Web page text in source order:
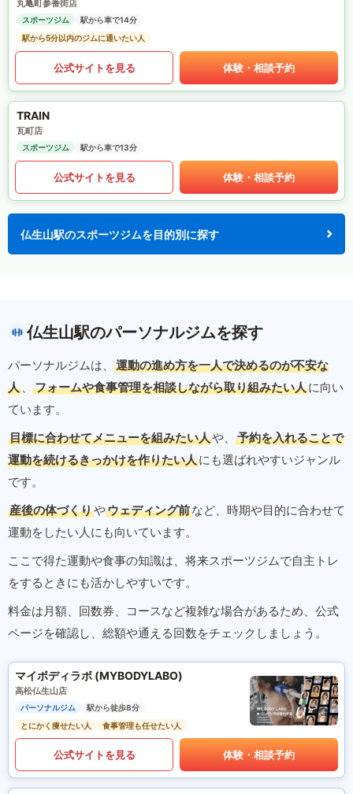
丸亀町参番街店
スポーツジム
駅から車で14分
駅から5分以内のジムに通いたい人
公式サイトを見る 体験・相談予約
TRAIN
瓦町店
スポーツジム 駅から車で13分
公式サイトを見る 体験・相談予約
仏生山駅のスポーツジムを目的別に探す
仏生山駅のパーソナルジムを探す
パーソナルジムは、
運動の進め方を一人で決めるのが不安な
人 、 フォームや食事管理を相談しながら取り組みたい人に向い
ています。
目標に合わせてメニューを組みたい人や、
予約を入れることで
運動を続けるきっかけを作りたい人にも選ばれやすいジャンル
です。
産後の体づくりやウェディング前など、時期や目的に合わせて
運動をしたい人にも向いています。
ここで得た運動や食事の知識は、将来スポーツジムで自主トレ
をするときにも活かしやすいです。
料金は月額、回数券、コースなど複雑な場合があるため、公式
ページを確認し、総額や通える回数をチェックしましょう。
マイボディラボ (MYBODYLABO)
高松仏生山店
パーソナルジム
駅から徒歩8分
とにかく痩せたい人
食事管理も任せたい人
公式サイトを見る 体験・相談予約